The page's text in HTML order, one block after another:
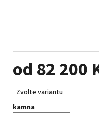
od 82 200
cena:
Zvolte variantu
kamna